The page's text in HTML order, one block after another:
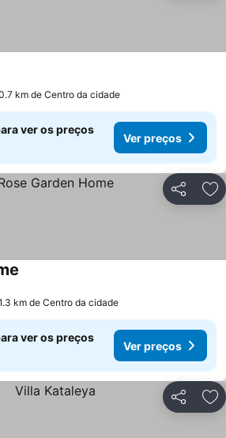
km de Centro da cidade
ver os preços
Ver preços
Partilhar
km de Centro da cidade
ver os preços
Ver preços
Partilhar